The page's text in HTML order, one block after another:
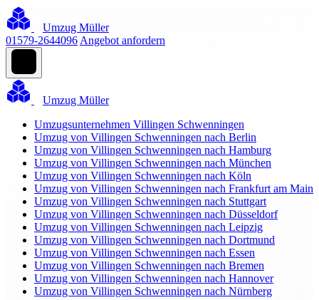
Umzug Müller
01579-2644096 Angebot anfordern
Umzug Müller
Umzugsunternehmen Villingen Schwenningen
Umzug von Villingen Schwenningen nach Berlin
Umzug von Villingen Schwenningen nach Hamburg
Umzug von Villingen Schwenningen nach München
Umzug von Villingen Schwenningen nach Köln
Umzug von Villingen Schwenningen nach Frankfurt am Main
Umzug von Villingen Schwenningen nach Stuttgart
Umzug von Villingen Schwenningen nach Düsseldorf
Umzug von Villingen Schwenningen nach Leipzig
Umzug von Villingen Schwenningen nach Dortmund
Umzug von Villingen Schwenningen nach Essen
Umzug von Villingen Schwenningen nach Bremen
Umzug von Villingen Schwenningen nach Hannover
Umzug von Villingen Schwenningen nach Nürnberg